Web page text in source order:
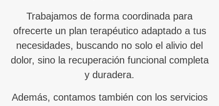
Trabajamos de forma coordinada para
ofrecerte un plan terapéutico adaptado a tus
necesidades, buscando no solo el alivio del
dolor, sino la recuperación funcional completa
y duradera.
Además, contamos también con los servicios